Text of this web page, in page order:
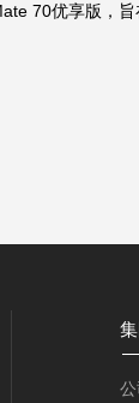
70优享版，旨